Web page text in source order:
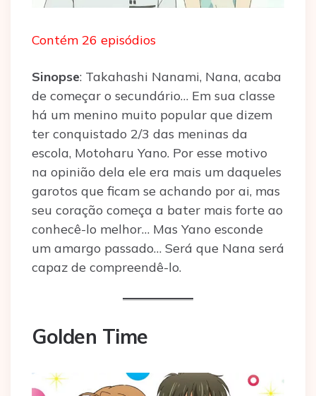
Contém 26 episódios
Sinopse: Takahashi Nanami, Nana, acaba
de começar o secundário… Em sua classe
há um menino muito popular que dizem
ter conquistado 2/3 das meninas da
escola, Motoharu Yano. Por esse motivo
na opinião dela ele era mais um daqueles
garotos que ficam se achando por ai, mas
seu coração começa a bater mais forte ao
conhecê-lo melhor… Mas Yano esconde
um amargo passado… Será que Nana será
capaz de compreendê-lo.
Golden Time